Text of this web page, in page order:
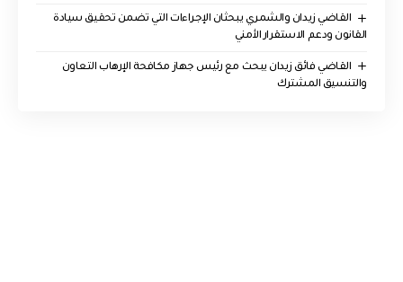
القاضي زيدان والشمري يبحثان الإجراءات التي تضمن تحقيق سيادة
القانون ودعم الاستقرار الأمني
القاضي فائق زيدان يبحث مع رئيس جهاز مكافحة الإرهاب التعاون
والتنسيق المشترك